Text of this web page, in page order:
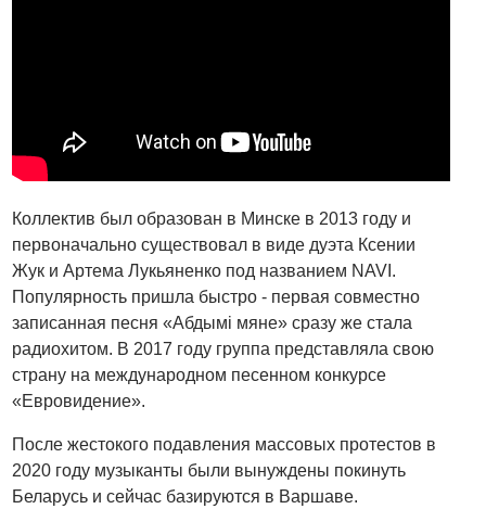
Коллектив был образован в Минске в 2013 году и
первоначально существовал в виде дуэта Ксении
Жук и Артема Лукьяненко под названием NAVI.
Популярность пришла быстро - первая совместно
записанная песня «Абдымi мяне» сразу же стала
радиохитом. В 2017 году группа представляла свою
страну на международном песенном конкурсе
«Евровидение».
После жестокого подавления массовых протестов в
2020 году музыканты были вынуждены покинуть
Беларусь и сейчас базируются в Варшаве.